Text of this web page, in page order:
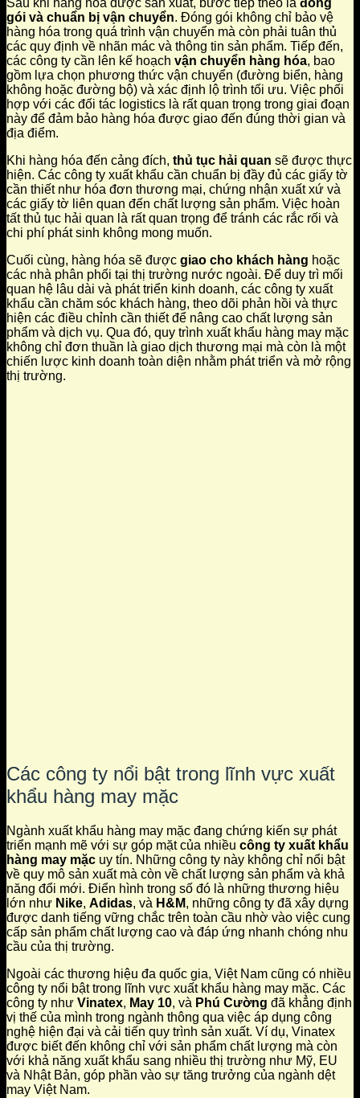
Sau khi hàng hóa được sản xuất, bước tiếp theo là đóng
gói và chuẩn bị vận chuyển. Đóng gói không chỉ bảo vệ
hàng hóa trong quá trình vận chuyển mà còn phải tuân thủ
các quy định về nhãn mác và thông tin sản phẩm. Tiếp đến,
các công ty cần lên kế hoạch vận chuyển hàng hóa, bao
gồm lựa chọn phương thức vận chuyển (đường biển, hàng
không hoặc đường bộ) và xác định lộ trình tối ưu. Việc phối
hợp với các đối tác logistics là rất quan trọng trong giai đoạn
này để đảm bảo hàng hóa được giao đến đúng thời gian và
địa điểm.
Khi hàng hóa đến cảng đích, thủ tục hải quan sẽ được thực
hiện. Các công ty xuất khẩu cần chuẩn bị đầy đủ các giấy tờ
cần thiết như hóa đơn thương mại, chứng nhận xuất xứ và
các giấy tờ liên quan đến chất lượng sản phẩm. Việc hoàn
tất thủ tục hải quan là rất quan trọng để tránh các rắc rối và
chi phí phát sinh không mong muốn.
Cuối cùng, hàng hóa sẽ được giao cho khách hàng hoặc
các nhà phân phối tại thị trường nước ngoài. Để duy trì mối
quan hệ lâu dài và phát triển kinh doanh, các công ty xuất
khẩu cần chăm sóc khách hàng, theo dõi phản hồi và thực
hiện các điều chỉnh cần thiết để nâng cao chất lượng sản
phẩm và dịch vụ. Qua đó, quy trình xuất khẩu hàng may mặc
không chỉ đơn thuần là giao dịch thương mại mà còn là một
chiến lược kinh doanh toàn diện nhằm phát triển và mở rộng
thị trường.
Các công ty nổi bật trong lĩnh vực xuất
khẩu hàng may mặc
Ngành xuất khẩu hàng may mặc đang chứng kiến sự phát
triển mạnh mẽ với sự góp mặt của nhiều công ty xuất khẩu
hàng may mặc uy tín. Những công ty này không chỉ nổi bật
về quy mô sản xuất mà còn về chất lượng sản phẩm và khả
năng đổi mới. Điển hình trong số đó là những thương hiệu
lớn như Nike, Adidas, và H&M, những công ty đã xây dựng
được danh tiếng vững chắc trên toàn cầu nhờ vào việc cung
cấp sản phẩm chất lượng cao và đáp ứng nhanh chóng nhu
cầu của thị trường.
Ngoài các thương hiệu đa quốc gia, Việt Nam cũng có nhiều
công ty nổi bật trong lĩnh vực xuất khẩu hàng may mặc. Các
công ty như Vinatex, May 10, và Phú Cường đã khẳng định
vị thế của mình trong ngành thông qua việc áp dụng công
nghệ hiện đại và cải tiến quy trình sản xuất. Ví dụ, Vinatex
được biết đến không chỉ với sản phẩm chất lượng mà còn
với khả năng xuất khẩu sang nhiều thị trường như Mỹ, EU
và Nhật Bản, góp phần vào sự tăng trưởng của ngành dệt
may Việt Nam.